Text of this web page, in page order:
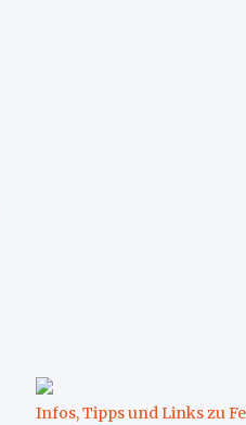
Infos, Tipps und Links zu